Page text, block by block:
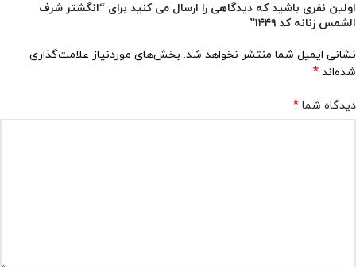
اولین نفری باشید که دیدگاهی را ارسال می کنید برای “انگشتر شرف
الشمس زنانه کد ۱۴۴۹”
نشانی ایمیل شما منتشر نخواهد شد. بخش‌های موردنیاز علامت‌گذاری
شده‌اند *
دیدگاه شما *